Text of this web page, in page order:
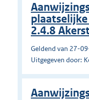
2.4.8
Geldend van 27-
Uitgegeven door: